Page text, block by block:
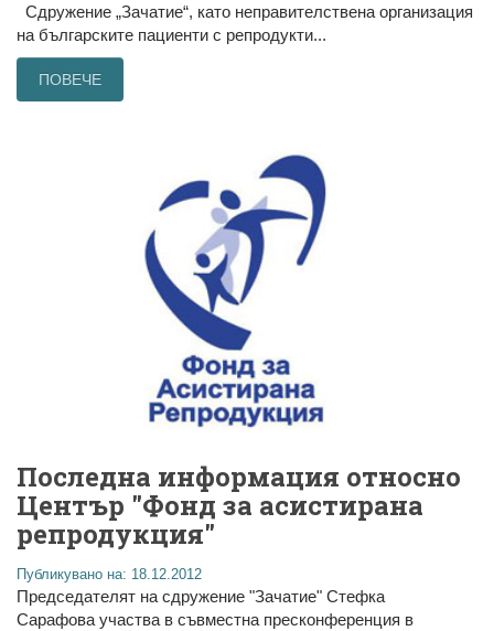
Сдружение „Зачатие“, като неправителствена организация
на българските пациенти с репродукти...
ПОВЕЧЕ
Последна информация относно
Център "Фонд за асистирана
репродукция"
Публикувано на: 18.12.2012
Председателят на сдружение "Зачатие" Стефка
Сарафова участва в съвместна пресконференция в